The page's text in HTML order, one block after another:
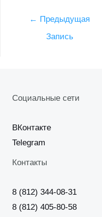
← Предыдущая
Запись
Социальные сети
ВКонтакте
Telegram
Контакты
8 (812) 344-08-31
8 (812) 405-80-58